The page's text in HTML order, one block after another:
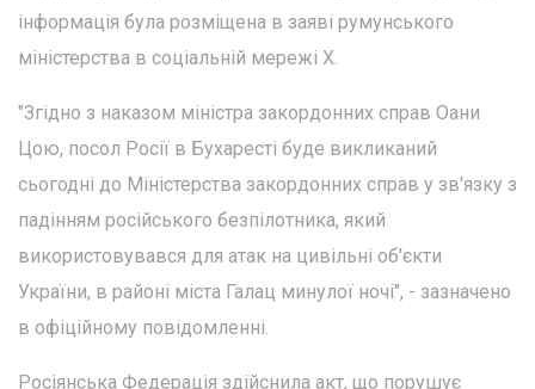
інформація була розміщена в заяві румунського
міністерства в соціальній мережі X.
"Згідно з наказом міністра закордонних справ Оани
Цою, посол Росії в Бухаресті буде викликаний
сьогодні до Міністерства закордонних справ у зв'язку з
падінням російського безпілотника, який
використовувався для атак на цивільні об'єкти
України, в районі міста Галац минулої ночі", - зазначено
в офіційному повідомленні.
Росіянська Федерація здійснила акт, що порушує